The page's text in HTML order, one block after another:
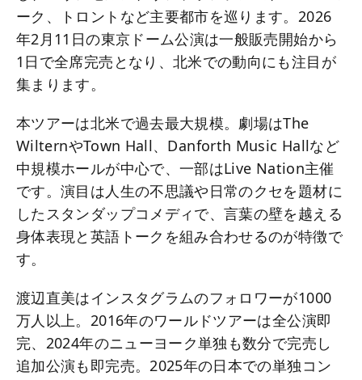
ーク、トロントなど主要都市を巡ります。2026
年2月11日の東京ドーム公演は一般販売開始から
1日で全席完売となり、北米での動向にも注目が
集まります。
本ツアーは北米で過去最大規模。劇場はThe
WilternやTown Hall、Danforth Music Hallなど
中規模ホールが中心で、一部はLive Nation主催
です。演目は人生の不思議や日常のクセを題材に
したスタンダップコメディで、言葉の壁を越える
身体表現と英語トークを組み合わせるのが特徴で
す。
渡辺直美はインスタグラムのフォロワーが1000
万人以上。2016年のワールドツアーは全公演即
完、2024年のニューヨーク単独も数分で完売し
追加公演も即完売。2025年の日本での単独コン